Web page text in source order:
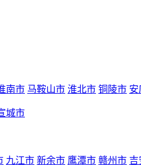
南市 马鞍山市 淮北市 铜陵市 安
城市
九江市 新余市 鹰潭市 赣州市 吉